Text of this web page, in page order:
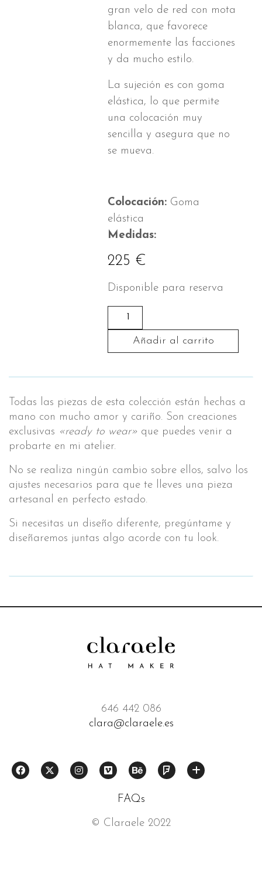
gran velo de red con mota
blanca, que favorece
enormemente las facciones
y da mucho estilo.
La sujeción es con goma
elástica, lo que permite
una colocación muy
sencilla y asegura que no
se mueva.
Colocación: Goma
elástica
Medidas:
225 €
Disponible para reserva
Pilbox
Donna
velo
cantidad
Añadir al carrito
Todas las piezas de esta colección están hechas a
mano con mucho amor y cariño. Son creaciones
exclusivas «ready to wear» que puedes venir a
probarte en mi atelier.
No se realiza ningún cambio sobre ellos, salvo los
ajustes necesarios para que te lleves una pieza
artesanal en perfecto estado.
Si necesitas un diseño diferente, pregúntame y
diseñaremos juntas algo acorde con tu look.
646 442 086
clara@claraele.es
FAQs
© Claraele 2022